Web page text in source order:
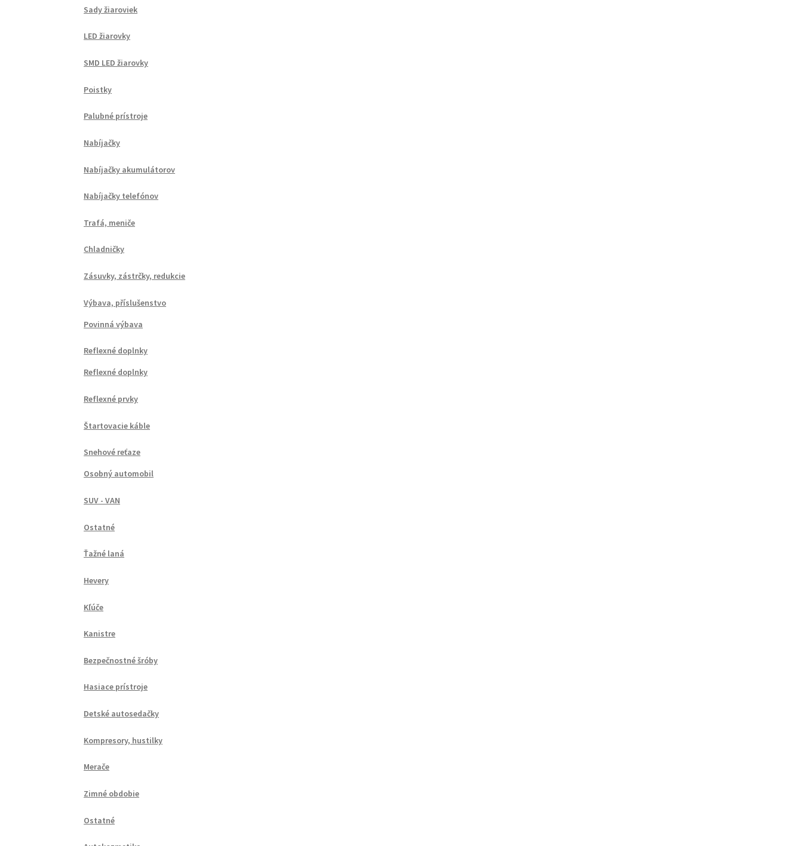
Sady žiaroviek
LED žiarovky
SMD LED žiarovky
Poistky
Palubné prístroje
Nabíjačky
Nabíjačky akumulátorov
Nabíjačky telefónov
Trafá, meniče
Chladničky
Zásuvky, zástrčky, redukcie
Výbava, příslušenstvo
Povinná výbava
Reflexné doplnky
Reflexné doplnky
Reflexné prvky
Štartovacie káble
Snehové reťaze
Osobný automobil
SUV - VAN
Ostatné
Ťažné laná
Hevery
Kľúče
Kanistre
Bezpečnostné šróby
Hasiace prístroje
Detské autosedačky
Kompresory, hustilky
Merače
Zimné obdobie
Ostatné